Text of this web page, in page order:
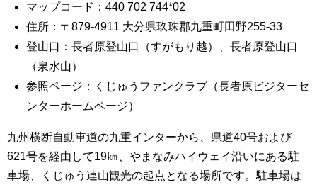
マップコード：440 702 744*02
住所：〒879-4911 大分県玖珠郡九重町田野255-33
登山口：長者原登山口（すがもり越）、長者原登山口
（泉水山）
参照ページ：
くじゅうファンクラブ（長者原ビジターセ
ンターホームページ）
九州横断自動車道の九重インターから、県道40号および
621号を経由して19㎞、やまなみハイウェイ沿いにある駐
車場、くじゅう連山観光の起点となる場所です。駐車場は